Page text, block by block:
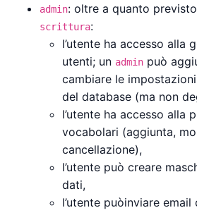
admin: oltre a quanto
scrittura:
l’utente ha accesso alla
utenti; un admin può
cambiare le
del database (ma non
l’utente ha accesso alla
vocabolari (aggiunta,
cancellazione),
l’utente può creare
dati,
l’utente puòinviare